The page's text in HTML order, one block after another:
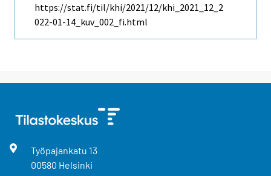
https://stat.fi/til/khi/2021/12/khi_2021_12_2
022-01-14_kuv_002_fi.html
Työpajankatu 13
00580 Helsinki